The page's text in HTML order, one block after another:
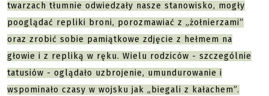
twarzach tłumnie odwiedzały nasze stanowisko, mogły
pooglądać repliki broni, porozmawiać z „żołnierzami”
oraz zrobić sobie pamiątkowe zdjęcie z hełmem na
głowie i z repliką w ręku. Wielu rodziców - szczególnie
tatusiów - oglądało uzbrojenie, umundurowanie i
wspominało czasy w wojsku jak „biegali z kałachem”.